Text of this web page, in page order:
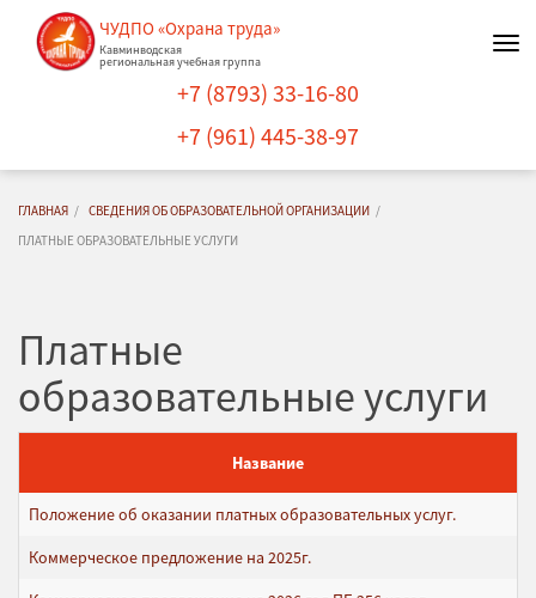
ЧУДПО «Охрана труда»
Кавминводская
региональная учебная группа
+7 (8793) 33-16-80
+7 (961) 445-38-97
ГЛАВНАЯ
СВЕДЕНИЯ ОБ ОБРАЗОВАТЕЛЬНОЙ ОРГАНИЗАЦИИ
ПЛАТНЫЕ ОБРАЗОВАТЕЛЬНЫЕ УСЛУГИ
Платные
образовательные услуги
Название
Положение об оказании платных образовательных услуг.
Коммерческое предложение на 2025г.